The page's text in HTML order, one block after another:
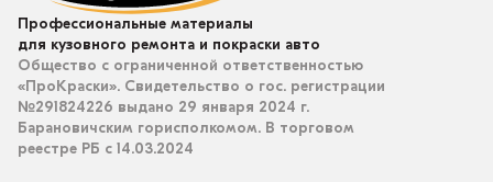
Профессиональные материалы
для кузовного ремонта и покраски авто
Общество с ограниченной ответственностью
«ПроКраски». Свидетельство о гос. регистрации
№291824226 выдано 29 января 2024 г.
Барановичским горисполкомом. В торговом
реестре РБ с 14.03.2024